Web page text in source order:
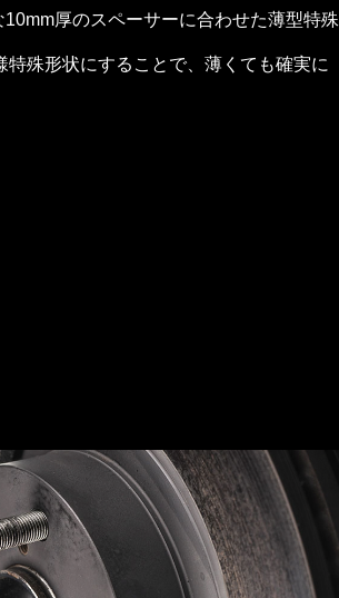
厚のスペーサーに合わせた薄型特殊
殊形状にすることで、薄くても確実に